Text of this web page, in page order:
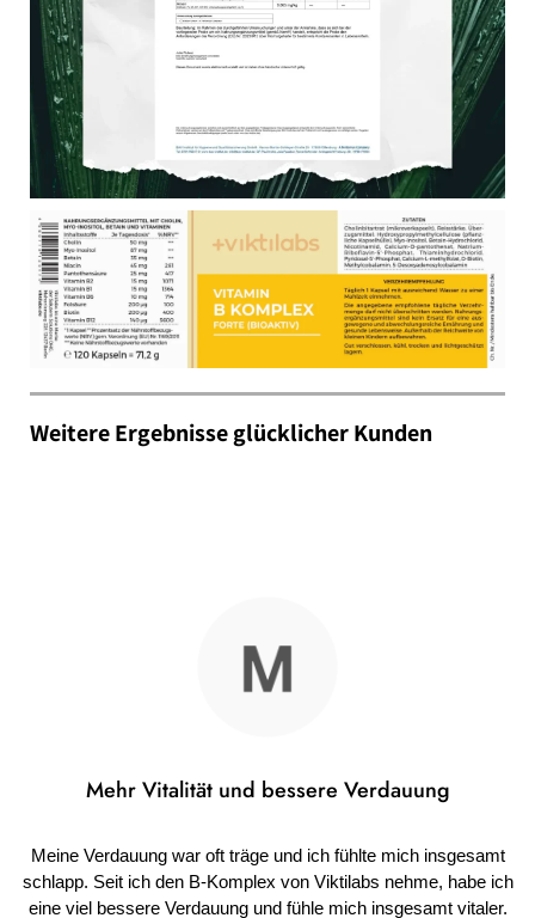
Weitere Ergebnisse glücklicher Kunden
Mehr Vitalität und bessere Verdauung
Meine Verdauung war oft träge und ich fühlte mich insgesamt
schlapp. Seit ich den B-Komplex von Viktilabs nehme, habe ich
eine viel bessere Verdauung und fühle mich insgesamt vitaler.